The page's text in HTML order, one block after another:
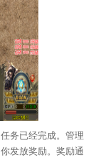
务已经完成。管理
发放奖励。奖励通